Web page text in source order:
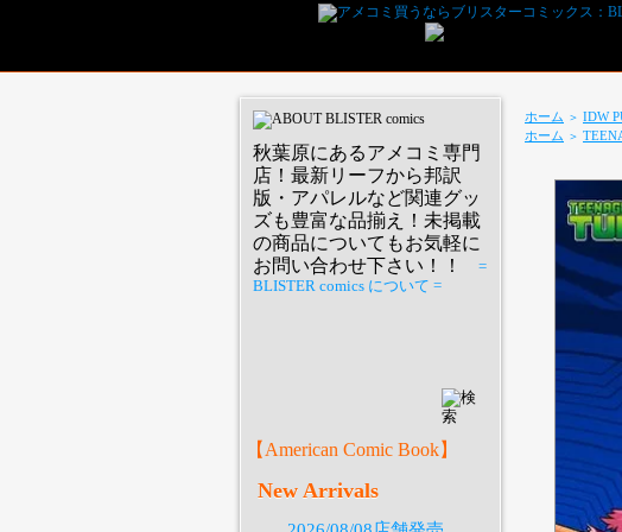
ホーム ＞ IDW
ホーム ＞
秋葉原にあるアメコミ専門
店！最新リーフから邦訳
版・アパレルなど関連グッ
ズも豊富な品揃え！未掲載
の商品についてもお気軽に
お問い合わせ下さい！！
=
BLISTER comics について =
【American Comic Book】
New Arrivals